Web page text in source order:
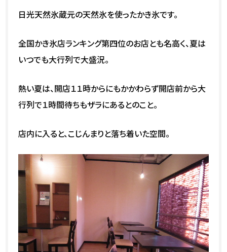
日光天然氷蔵元の天然氷を使ったかき氷です。
全国かき氷店ランキング第四位のお店とも名高く、夏は
いつでも大行列で大盛況。
熱い夏は、開店１１時からにもかかわらず開店前から大
行列で１時間待ちもザラにあるとのこと。
店内に入ると、こじんまりと落ち着いた空間。